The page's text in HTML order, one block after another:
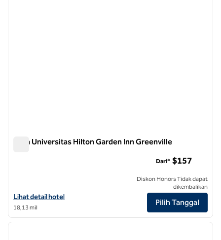
Area Universitas Hilton Garden Inn Greenville
Lihat detail hotel untuk Area Hilton Garden Inn Greenville University
Lihat detail hotel
18,13 mil
Dari* $157
Diskon Honors Tidak dapat
dikembalikan
Pilih Tanggal
1/12
1 dari 12